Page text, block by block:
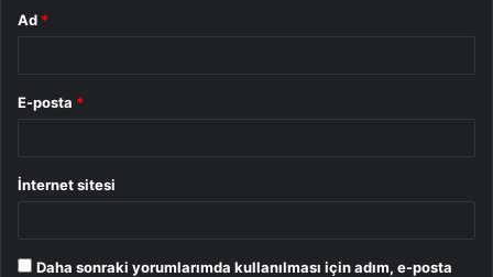
Ad *
E-posta *
İnternet sitesi
Daha sonraki yorumlarımda kullanılması için adım, e-posta